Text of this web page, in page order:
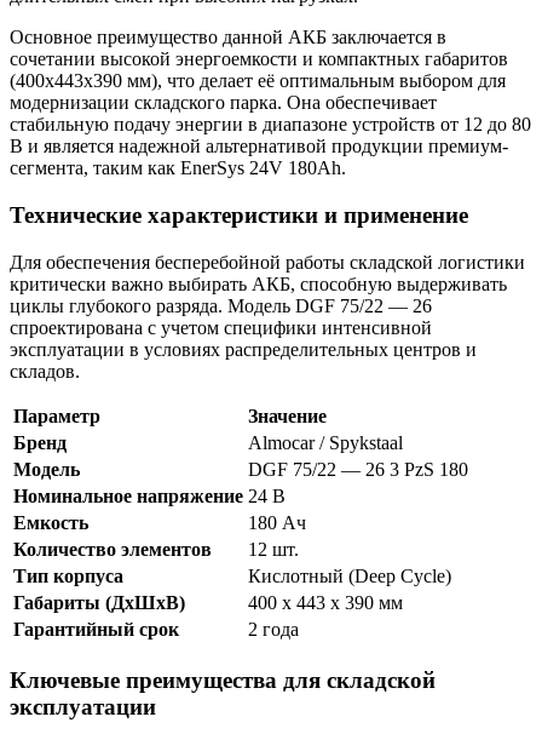
Основное преимущество данной АКБ заключается в
сочетании высокой энергоемкости и компактных габаритов
(400x443x390 мм), что делает её оптимальным выбором для
модернизации складского парка. Она обеспечивает
стабильную подачу энергии в диапазоне устройств от 12 до 80
В и является надежной альтернативой продукции премиум-
сегмента, таким как EnerSys 24V 180Ah.
Технические характеристики и применение
Для обеспечения бесперебойной работы складской логистики
критически важно выбирать АКБ, способную выдерживать
циклы глубокого разряда. Модель DGF 75/22 — 26
спроектирована с учетом специфики интенсивной
эксплуатации в условиях распределительных центров и
складов.
Параметр
Значение
Бренд
Almocar / Spykstaal
Модель
DGF 75/22 — 26 3 PzS 180
Номинальное напряжение 24 В
Емкость
180 Ач
Количество элементов
12 шт.
Тип корпуса
Кислотный (Deep Cycle)
Габариты (ДхШхВ)
400 х 443 х 390 мм
Гарантийный срок
2 года
Ключевые преимущества для складской
эксплуатации